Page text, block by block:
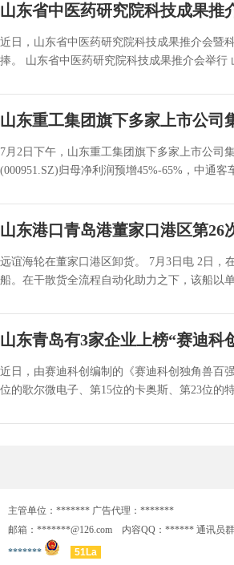
山东省中医药研究院科技成果推
近日，山东省中医药研究院科技成果推介会暨
捧。 山东省中医药研究院科技成果推介会举
山东重工集团旗下多家上市公司
7月2日下午，山东重工集团旗下多家上市公司
(000951.SZ)归母净利润预增45%-65%，中通
山东港口青岛港董家口港区第26
远谊海轮在董家口港区卸货。 7月3日电 2日，
船。在干散货全流程自动化助力之下，该船以
山东青岛有3家企业上榜“赛迪科
近日，由赛迪科创编制的《赛迪科创独角兽百
位的歌尔微电子、第15位的卡奥斯、第23位的
主管单位：******* 广告代理：*******
邮箱：*******@126.com 内容QQ：****** 通讯员
*******
51La